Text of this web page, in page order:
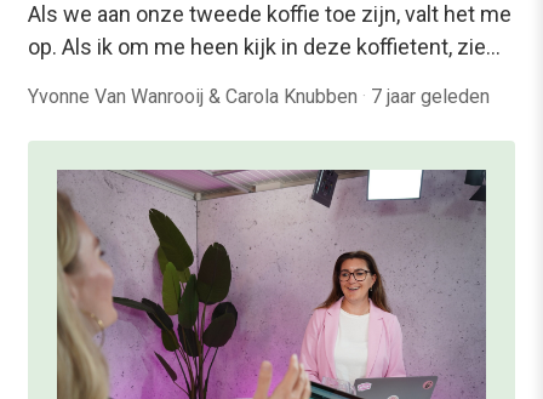
Als we aan onze tweede koffie toe zijn, valt het me
op. Als ik om me heen kijk in deze koffietent, zie…
Yvonne Van Wanrooij & Carola Knubben · 7 jaar geleden